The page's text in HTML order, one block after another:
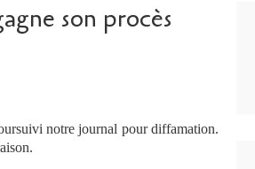
son procès
notre journal pour diffamation.